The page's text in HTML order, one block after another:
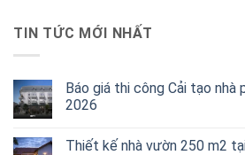
TIN TỨC MỚI NHẤT
Báo giá thi công Cải tạo nhà
2026
Thiết kế nhà vườn 250 m2